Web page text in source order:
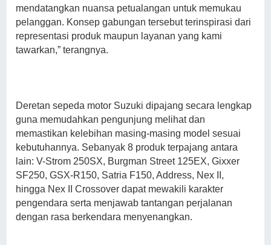
mendatangkan nuansa petualangan untuk memukau
pelanggan. Konsep gabungan tersebut terinspirasi dari
representasi produk maupun layanan yang kami
tawarkan,” terangnya.
Deretan sepeda motor Suzuki dipajang secara lengkap
guna memudahkan pengunjung melihat dan
memastikan kelebihan masing-masing model sesuai
kebutuhannya. Sebanyak 8 produk terpajang antara
lain: V-Strom 250SX, Burgman Street 125EX, Gixxer
SF250, GSX-R150, Satria F150, Address, Nex II,
hingga Nex II Crossover dapat mewakili karakter
pengendara serta menjawab tantangan perjalanan
dengan rasa berkendara menyenangkan.